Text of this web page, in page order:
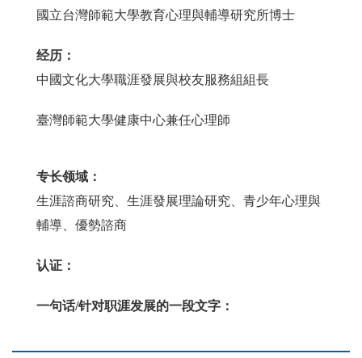
國立台灣師範大學教育心理與輔導研究所博士
经历：
中國文化大學職涯發展與校友服務組組長
臺灣師範大學健康中心兼任心理師
专长领域：
生涯諮商研究、生涯發展理論研究、青少年心理與
輔導、優勢諮商
认证：
一句话/针对职涯发展的一段文字：